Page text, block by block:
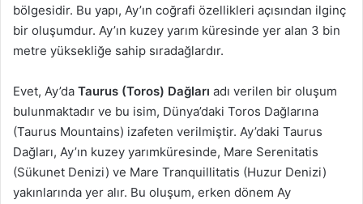
bölgesidir. Bu yapı, Ay’ın coğrafi özellikleri açısından ilginç
bir oluşumdur. Ay’ın kuzey yarım küresinde yer alan 3 bin
metre yüksekliğe sahip sıradağlardır.
Evet, Ay’da Taurus (Toros) Dağları adı verilen bir oluşum
bulunmaktadır ve bu isim, Dünya’daki Toros Dağlarına
(Taurus Mountains) izafeten verilmiştir. Ay’daki Taurus
Dağları, Ay’ın kuzey yarımküresinde, Mare Serenitatis
(Sükunet Denizi) ve Mare Tranquillitatis (Huzur Denizi)
yakınlarında yer alır. Bu oluşum, erken dönem Ay